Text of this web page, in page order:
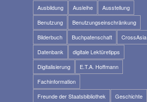
Ausbildung Ausleihe
Ausstellung
Benutzung
Benutzungseinschränkung
Bilderbuch
Buchpatenschaft
CrossAsia
Datenbank
digitale Lektüretipps
Digitalisierung
E.T.A. Hoffmann
Fachinformation
Freunde der Staatsbibliothek
Geschichte